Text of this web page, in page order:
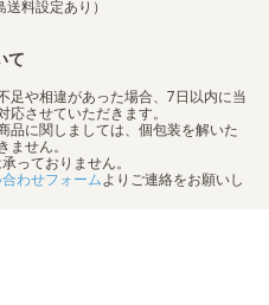
料設定あり）
て
足や相違があった場合、7日以内に当
応させていただきます。
品に関しましては、個包装を解いた
ません。
っておりません。
合わせフォームよりご連絡をお願いし